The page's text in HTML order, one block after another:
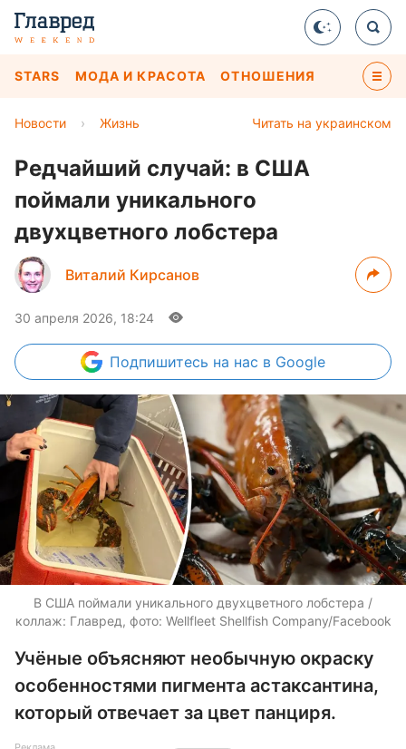
STARS МОДА И КРАСОТА ОТНОШЕНИЯ
Читать на украинском
Новости › Жизнь
Редчайший случай: в США
поймали уникального
двухцветного лобстера
Виталий Кирсанов
30 апреля 2026, 18:24
Подпишитесь на нас в Google
В США поймали уникального двухцветного лобстера /
коллаж: Главред, фото: Wellfleet Shellfish Company/Facebook
Учёные объясняют необычную окраску
особенностями пигмента астаксантина,
который отвечает за цвет панциря.